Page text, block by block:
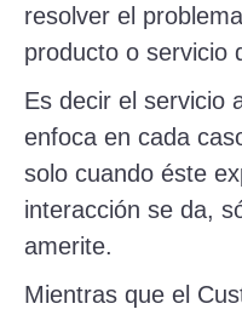
resolver el
producto o servicio
Es decir el servicio
enfoca en cada
solo cuando éste
interacción se da,
amerite.
Mientras que el